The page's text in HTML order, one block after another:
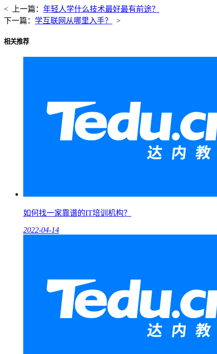
< 上一篇： 年轻人学什么技术最好最有前途？
下一篇： 学互联网从哪里入手？ >
相关推荐
如何找一家靠谱的IT培训机构？
2022-04-14